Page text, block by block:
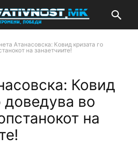
Атанасовска: Ковид кризата го
на занаетчиите!
Ковид
доведува во
на